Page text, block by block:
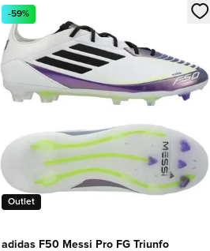
Odpre Modal za prijavo ali vpis kot član
Outlet
-59%
adidas F50 Messi Pro FG Triunfo